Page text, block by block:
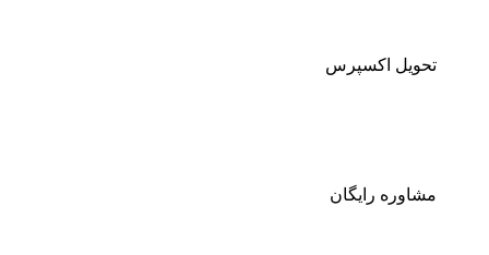
تحویل اکسپرس
مشاوره رایگان